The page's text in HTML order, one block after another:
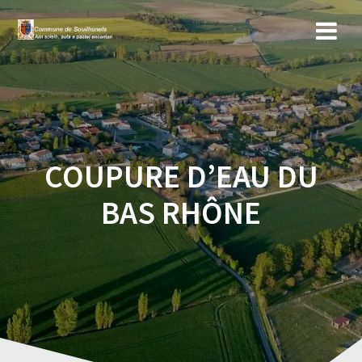
Skip
to
content
COUPURE D’EAU DU
BAS RHÔNE